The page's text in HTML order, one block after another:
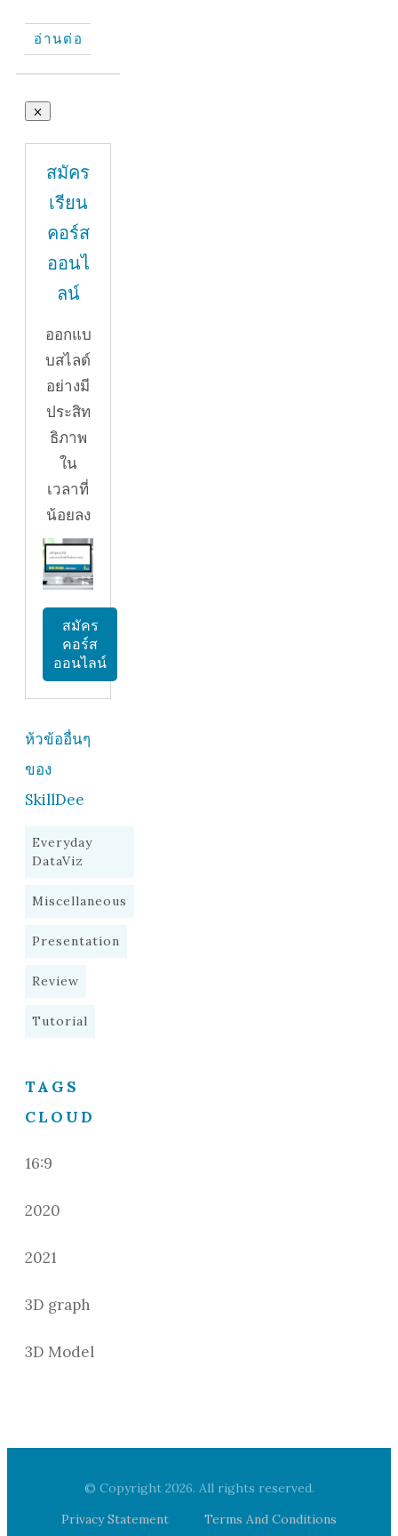
อ่านต่อ
สมัคร
เรียน
คอร์ส
ออนไ
ลน์
ออกแบ
บสไลด์
อย่างมี
ประสิท
ธิภาพ
ใน
เวลาที่
น้อยลง
สมัคร
คอร์ส
ออนไลน์
ห้วข้ออื่นๆ
ของ
SkillDee
Everyday
DataViz
Miscellaneous
Presentation
Review
Tutorial
TAGS
CLOUD
16:9
2020
2021
3D graph
3D Model
© Copyright 2026. All rights reserved.
Privacy Statement
Terms And Conditions